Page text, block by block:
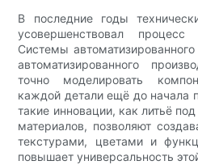
В последние годы
усовершенствовал
Системы
автоматизированного
точно моделировать
каждой детали ещё до начала
такие инновации, как литьё
материалов, позволяют
текстурами, цветами и
повышает универсальность